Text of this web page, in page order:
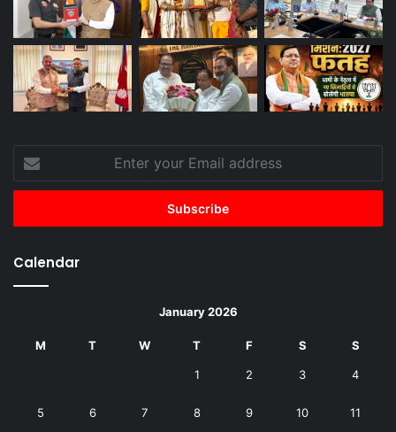
your
Email
Calendar
January 2026
M T W T F S S
1 2 3 4
5 6 7 8 9 10 11